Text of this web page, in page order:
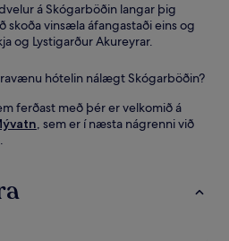
á Skógarböðin langar þig
skoða vinsæla áfangastaði eins og
og Lystigarður Akureyrar.
hótelin nálægt Skógarböðin?
ferðast með þér er velkomið á
, sem er í næsta nágrenni við